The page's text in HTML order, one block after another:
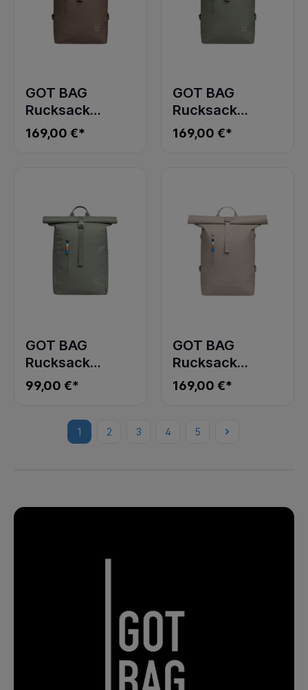
GOT BAG
Rucksack
ROLLTOP 2.0
MONOCHROME
169,00 €*
GOT BAG
Rucksack
ROLLTOP 2.0
bass
169,00 €*
GOT BAG
Rucksack
ROLLTOP EASY
BASS
99,00 €*
GOT BAG
Rucksack
ROLLTOP 2.0
scallop
169,00 €*
1 2 3 4 5